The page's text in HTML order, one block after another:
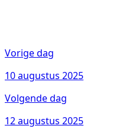
Vorige dag
10 augustus 2025
Volgende dag
12 augustus 2025